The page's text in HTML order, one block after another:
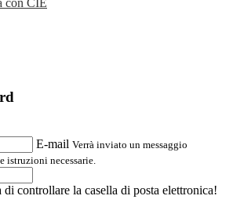
con CIE
E-mail Verrà inviato un messaggio
istruzioni necessarie.
controllare la casella di posta elettronica!